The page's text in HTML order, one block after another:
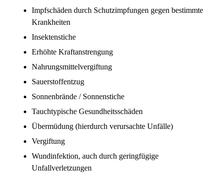
Impfschäden durch Schutzimpfungen gegen bestimmte
Krankheiten
Insektenstiche
Erhöhte Kraftanstrengung
Nahrungsmittelvergiftung
Sauerstoffentzug
Sonnenbrände / Sonnenstiche
Tauchtypische Gesundheitsschäden
Übermüdung (hierdurch verursachte Unfälle)
Vergiftung
Wundinfektion, auch durch geringfügige
Unfallverletzungen